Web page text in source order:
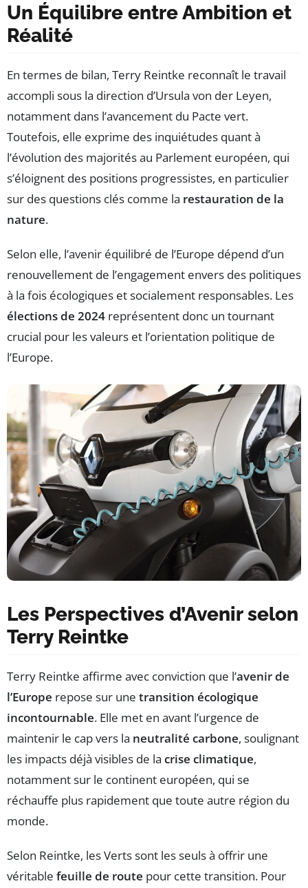
Un Équilibre entre Ambition et
Réalité
En termes de bilan, Terry Reintke reconnaît le travail
accompli sous la direction d’Ursula von der Leyen,
notamment dans l’avancement du Pacte vert.
Toutefois, elle exprime des inquiétudes quant à
l’évolution des majorités au Parlement européen, qui
s’éloignent des positions progressistes, en particulier
sur des questions clés comme la restauration de la
nature.
Selon elle, l’avenir équilibré de l’Europe dépend d’un
renouvellement de l’engagement envers des politiques
à la fois écologiques et socialement responsables. Les
élections de 2024 représentent donc un tournant
crucial pour les valeurs et l’orientation politique de
l’Europe.
Les Perspectives d’Avenir selon
Terry Reintke
Terry Reintke affirme avec conviction que l’avenir de
l’Europe repose sur une transition écologique
incontournable. Elle met en avant l’urgence de
maintenir le cap vers la neutralité carbone, soulignant
les impacts déjà visibles de la crise climatique,
notamment sur le continent européen, qui se
réchauffe plus rapidement que toute autre région du
monde.
Selon Reintke, les Verts sont les seuls à offrir une
véritable feuille de route pour cette transition. Pour